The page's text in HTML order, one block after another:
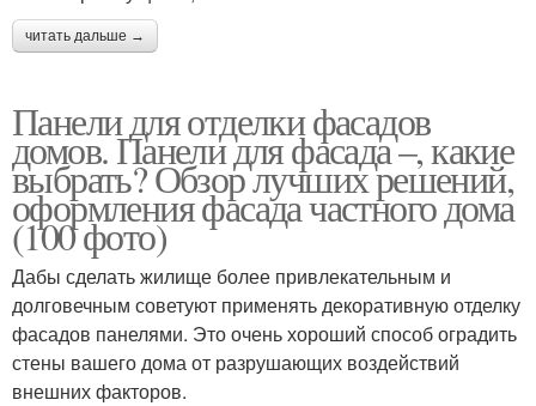
читать дальше →
Панели для отделки фасадов
домов. Панели для фасада –, какие
выбрать? Обзор лучших решений,
оформления фасада частного дома
(100 фото)
Дабы сделать жилище более привлекательным и
долговечным советуют применять декоративную отделку
фасадов панелями. Это очень хороший способ оградить
стены вашего дома от разрушающих воздействий
внешних факторов.